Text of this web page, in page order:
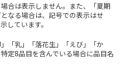
合は表示しません。また、「夏期
なる場合は、記号での表示はせ
しています。
「乳」「落花生」「えび」「か
定8品目を含んでいる場合に品目名